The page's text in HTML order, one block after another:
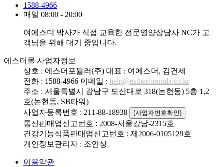
1588-4966
매일 08:00 - 20:00
여에스더 박사가 직접 교육한 전문영양상담사 NC가 고
객님을 위해 대기 중입니다.
에스더몰 사업자정보
상호 : 에스더포뮬러(주) 대표 : 여에스더, 김건세
전화 : 1588-4966 이메일 : help@estherformula.co.kr
주소 : 서울특별시 강남구 도산대로 318(논현동) 5층 1,2
호(논현동, SB타워)
사업자등록번호 : 211-88-18938
(사업자번호확인)
통신판매업신고번호 : 2008-서울강남-2315호
건강기능식품판매업신고번호 : 제2006-0105129호
개인정보관리자 : 조인상
이용약관